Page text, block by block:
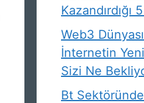
Kazandırdığı
Web3
İnternetin
Sizi Ne
Bt